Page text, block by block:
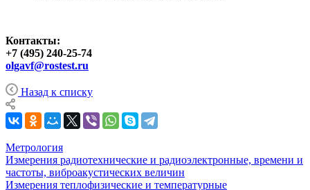
Контакты:
+7 (495) 240-25-74
olgavf@rostest.ru
Назад к списку
Метрология
Измерения радиотехнические и радиоэлектронные, времени и
частоты, виброакустических величин
Измерения теплофизические и температурные